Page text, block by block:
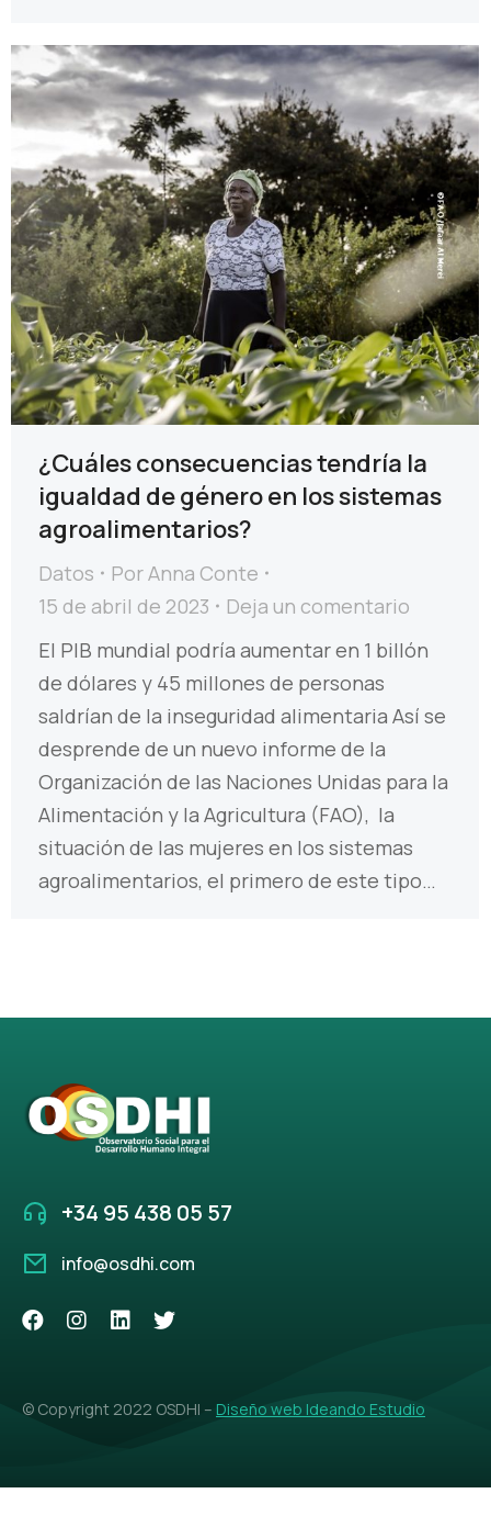
¿Cuáles consecuencias tendría la
igualdad de género en los sistemas
agroalimentarios?
Datos PorAnna Conte
15 de abril de 2023
Deja un comentario
El PIB mundial podría aumentar en 1 billón
de dólares y 45 millones de personas
saldrían de la inseguridad alimentaria Así se
desprende de un nuevo informe de la
Organización de las Naciones Unidas para la
Alimentación y la Agricultura (FAO), la
situación de las mujeres en los sistemas
agroalimentarios, el primero de este tipo…
+34 95 438 05 57
info@osdhi.com
© Copyright 2022 OSDHI – Diseño web Ideando Estudio